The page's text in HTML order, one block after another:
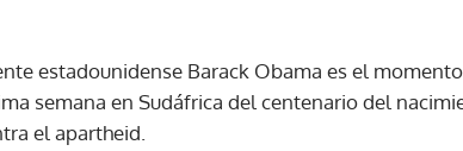
estadounidense Barack Obama es el
semana en Sudáfrica del centenario del
el apartheid.